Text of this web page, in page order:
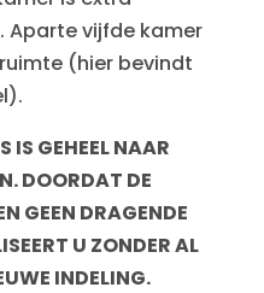
Aparte vijfde kamer
(hier bevindt
IS GEHEEL NAAR
DOORDAT DE
GEEN DRAGENDE
U ZONDER AL
INDELING.